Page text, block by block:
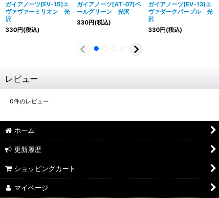
ガイアノーツ[EV-15]エ
ヴァヴァーミリオン 光
沢
330円(税込)
ガイアノーツ[AT-07]ペ
ールグリーン 光沢
330円(税込)
ガイアノーツ[EV-13]エ
ヴァダークパープル 光
沢
330円(税込)
レビュー
0件のレビュー
ホーム
更新履歴
ショッピングカート
マイページ